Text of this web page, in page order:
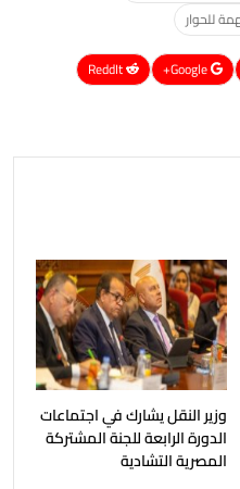
للحوار
Google+
ReddIt
وزير النقل يشارك في اجتماعات
الدورة الرابعة للجنة المشتركة
المصرية التشادية